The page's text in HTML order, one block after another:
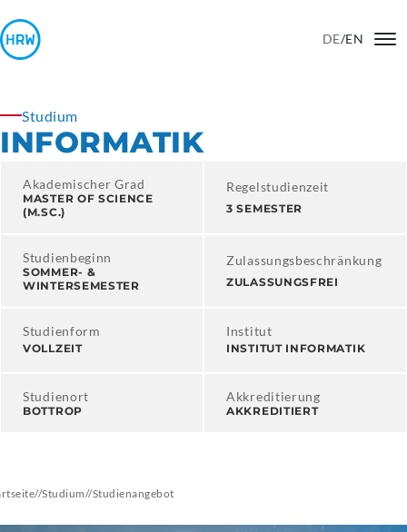
DE/EN
Studium
INFORMATIK
Akademischer Grad
MASTER OF SCIENCE
(M.SC.)
Regelstudienzeit
3 SEMESTER
Studienbeginn
SOMMER- &
WINTERSEMESTER
Zulassungsbeschränkung
ZULASSUNGSFREI
Studienform
VOLLZEIT
Institut
INSTITUT INFORMATIK
Studienort
BOTTROP
Akkreditierung
AKKREDITIERT
//Studium//Studienangebot